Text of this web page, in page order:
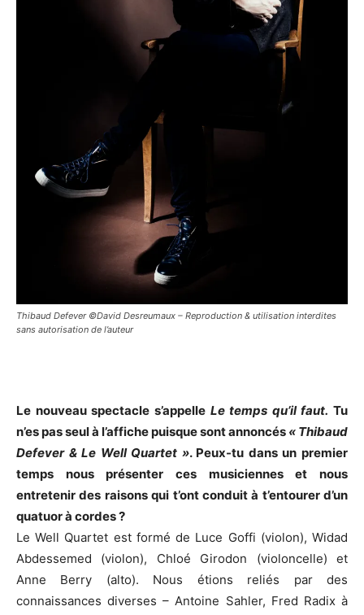
Thibaud Defever ©David Desreumaux – Reproduction & utilisation interdites
sans autorisation de l’auteur
Le nouveau spectacle s’appelle Le temps qu’il faut. Tu
n’es pas seul à l’affiche puisque sont annoncés « Thibaud
Defever & Le Well Quartet ». Peux-tu dans un premier
temps nous présenter ces musiciennes et nous
entretenir des raisons qui t’ont conduit à t’entourer d’un
quatuor à cordes ?
Le Well Quartet est formé de Luce Goffi (violon), Widad
Abdessemed (violon), Chloé Girodon (violoncelle) et
Anne Berry (alto). Nous étions reliés par des
connaissances diverses – Antoine Sahler, Fred Radix à